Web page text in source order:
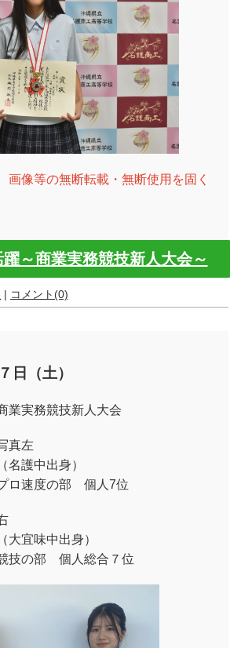
画像等の無断転載・無断使用を固く
～商業実務競技新人大会～
| コメント(0)
日（土）
業実務競技新人大会
真左
名護中出身）
速度の部 個人7位
大宜味中出身）
技の部 個人総合７位